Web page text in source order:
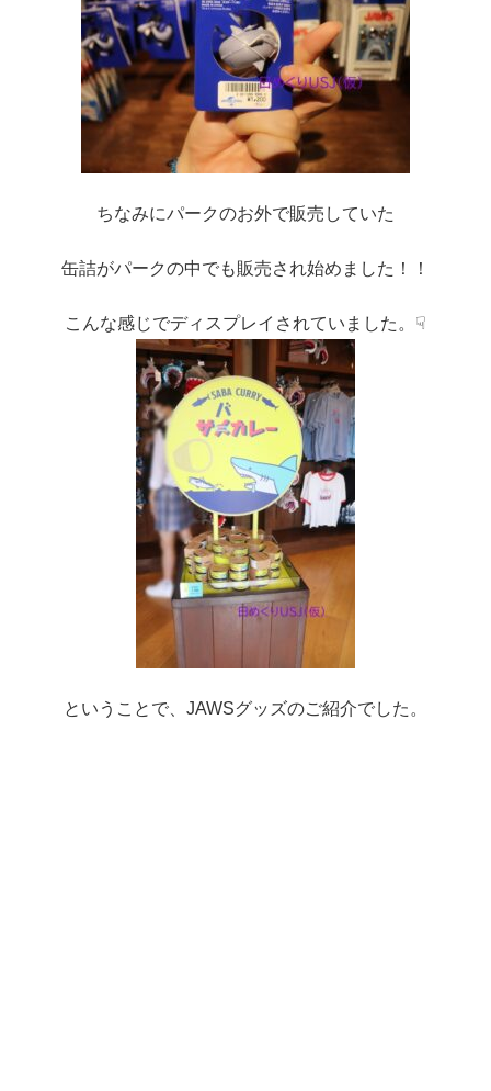
ちなみにパークのお外で販売していた
缶詰がパークの中でも販売され始めました！！
こんな感じでディスプレイされていました。☟
ということで、JAWSグッズのご紹介でした。